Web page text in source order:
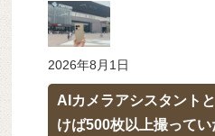
2026年8月1日
AIカメラアシスタント
けば500枚以上撮ってい